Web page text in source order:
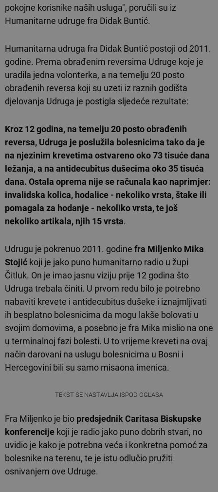
pokojne korisnike naših usluga", poručili su iz
Humanitarne udruge fra Didak Buntić.
Humanitarna udruga fra Didak Buntić postoji od 2011.
godine. Prema obrađenim reversima Udruge koje je
uradila jedna volonterka, a na temelju 20 posto
obrađenih reversa koji su uzeti iz raznih godišta
djelovanja Udruga je postigla sljedeće rezultate:
Kroz 12 godina, na temelju 20 posto obrađenih
reversa, Udruga je poslužila bolesnicima tako da je
na njezinim krevetima ostvareno oko 73 tisuće dana
ležanja, a na antidecubitus dušecima oko 35 tisuća
dana. Ostala oprema nije se računala kao naprimjer:
invalidska kolica, hodalice - nekoliko vrsta, štake ili
pomagala za hodanje - nekoliko vrsta, te još
nekoliko artikala, njih 15 vrsta.
Udrugu je pokrenuo 2011. godine fra Miljenko Mika
Stojić koji je jako puno humanitarno radio u župi
Čitluk. On je imao jasnu viziju prije 12 godina što
Udruga trebala činiti. U prvom redu bilo je potrebno
nabaviti krevete i antidecubitus dušeke i iznajmljivati
ih besplatno bolesnicima da mogu lakše bolovati u
svojim domovima, a posebno je fra Mika mislio na one
u terminalnoj fazi bolesti. U to vrijeme kreveti na ovaj
način darovani na uslugu bolesnicima u Bosni i
Hercegovini bili su samo misaona imenica.
TEKST SE NASTAVLJA ISPOD OGLASA
Fra Miljenko je bio predsjednik Caritasa Biskupske
konferencije koji je radio jako puno dobrih stvari, no
uvidio je kako je potrebna veća i konkretna pomoć za
bolesnike na terenu, te je istu odlučio pružiti
osnivanjem ove Udruge.